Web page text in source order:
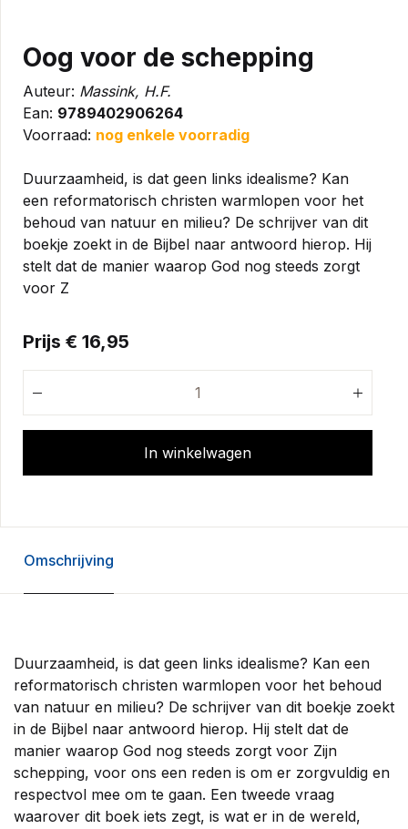
Oog voor de schepping
Auteur: Massink, H.F.
Ean: 9789402906264
Voorraad: nog enkele voorradig
Duurzaamheid, is dat geen links idealisme? Kan
een reformatorisch christen warmlopen voor het
behoud van natuur en milieu? De schrijver van dit
boekje zoekt in de Bijbel naar antwoord hierop. Hij
stelt dat de manier waarop God nog steeds zorgt
voor Z
Prijs € 16,95
In winkelwagen
Omschrijving
Duurzaamheid, is dat geen links idealisme? Kan een
reformatorisch christen warmlopen voor het behoud
van natuur en milieu? De schrijver van dit boekje zoekt
in de Bijbel naar antwoord hierop. Hij stelt dat de
manier waarop God nog steeds zorgt voor Zijn
schepping, voor ons een reden is om er zorgvuldig en
respectvol mee om te gaan. Een tweede vraag
waarover dit boek iets zegt, is wat er in de wereld,